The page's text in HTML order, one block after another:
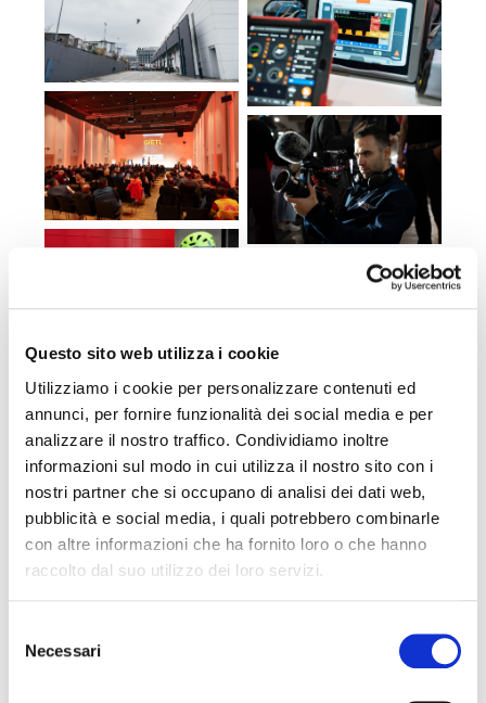
Questo sito web utilizza i cookie
Utilizziamo i cookie per personalizzare contenuti ed
annunci, per fornire funzionalità dei social media e per
analizzare il nostro traffico. Condividiamo inoltre
informazioni sul modo in cui utilizza il nostro sito con i
nostri partner che si occupano di analisi dei dati web,
pubblicità e social media, i quali potrebbero combinarle
con altre informazioni che ha fornito loro o che hanno
raccolto dal suo utilizzo dei loro servizi.
delNecessari